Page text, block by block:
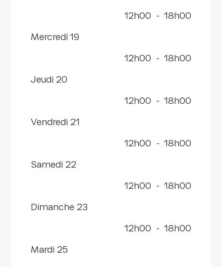
12h00 - 18h00
mercredi 19
12h00 - 18h00
jeudi 20
12h00 - 18h00
vendredi 21
12h00 - 18h00
samedi 22
12h00 - 18h00
dimanche 23
12h00 - 18h00
mardi 25